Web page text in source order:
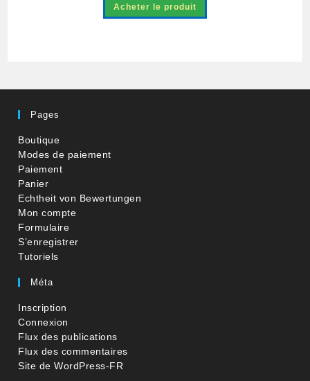
Acheter le produit
Pages
Boutique
Modes de paiement
Paiement
Panier
Echtheit von Bewertungen
Mon compte
Formulaire
S’enregistrer
Tutoriels
Méta
Inscription
Connexion
Flux des publications
Flux des commentaires
Site de WordPress-FR